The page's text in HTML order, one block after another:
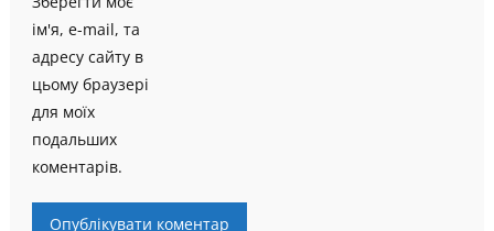
ім'я, e-mail, та
адресу сайту в
цьому браузері
для моїх
подальших
коментарів.